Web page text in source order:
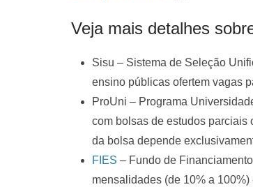
Veja mais detalhes
Sisu – Sistema de Seleção
ensino públicas ofertem vagas
ProUni – Programa
com bolsas de estudos parciais
da bolsa depende
FIES – Fundo de
mensalidades (de 10% a